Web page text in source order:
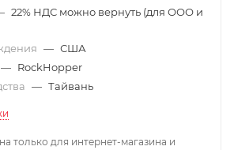
22% НДС можно вернуть (для ООО и
— США
— RockHopper
— Тайвань
только для интернет-магазина и